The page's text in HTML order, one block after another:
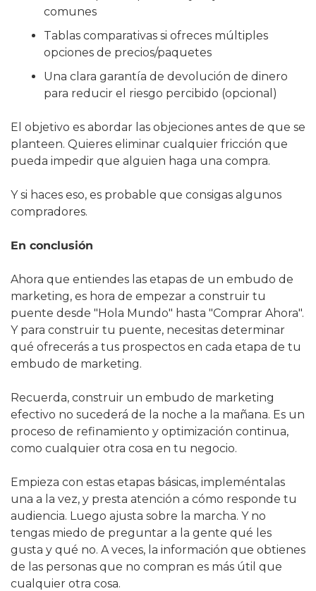
comunes
Tablas comparativas si ofreces múltiples
opciones de precios/paquetes
Una clara garantía de devolución de dinero
para reducir el riesgo percibido (opcional)
El objetivo es abordar las objeciones antes de que se
planteen. Quieres eliminar cualquier fricción que
pueda impedir que alguien haga una compra.
Y si haces eso, es probable que consigas algunos
compradores.
En conclusión
Ahora que entiendes las etapas de un embudo de
marketing, es hora de empezar a construir tu
puente desde "Hola Mundo" hasta "Comprar Ahora".
Y para construir tu puente, necesitas determinar
qué ofrecerás a tus prospectos en cada etapa de tu
embudo de marketing.
Recuerda, construir un embudo de marketing
efectivo no sucederá de la noche a la mañana. Es un
proceso de refinamiento y optimización continua,
como cualquier otra cosa en tu negocio.
Empieza con estas etapas básicas, impleméntalas
una a la vez, y presta atención a cómo responde tu
audiencia. Luego ajusta sobre la marcha. Y no
tengas miedo de preguntar a la gente qué les
gusta y qué no. A veces, la información que obtienes
de las personas que no compran es más útil que
cualquier otra cosa.